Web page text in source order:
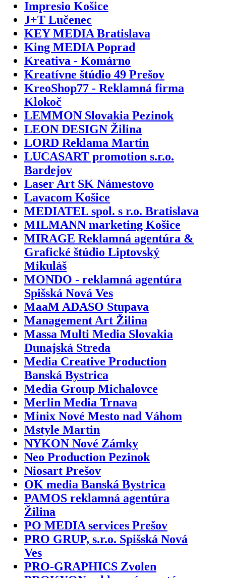
Impresio Košice
J+T Lučenec
KEY MEDIA Bratislava
King MEDIA Poprad
Kreativa - Komárno
Kreatívne štúdio 49 Prešov
KreoShop77 - Reklamná firma
Klokoč
LEMMON Slovakia Pezinok
LEON DESIGN Žilina
LORD Reklama Martin
LUCASART promotion s.r.o.
Bardejov
Laser Art SK Námestovo
Lavacom Košice
MEDIATEL spol. s r.o. Bratislava
MILMANN marketing Košice
MIRAGE Reklamná agentúra &
Grafické štúdio Liptovský
Mikuláš
MONDO - reklamná agentúra
Spišská Nová Ves
MaaM ADASO Stupava
Management Art Žilina
Massa Multi Media Slovakia
Dunajská Streda
Media Creative Production
Banská Bystrica
Media Group Michalovce
Merlin Media Trnava
Minix Nové Mesto nad Váhom
Mstyle Martin
NYKON Nové Zámky
Neo Production Pezinok
Niosart Prešov
OK media Banská Bystrica
PAMOS reklamná agentúra
Žilina
PO MEDIA services Prešov
PRO GRUP, s.r.o. Spišská Nová
Ves
PRO-GRAPHICS Zvolen